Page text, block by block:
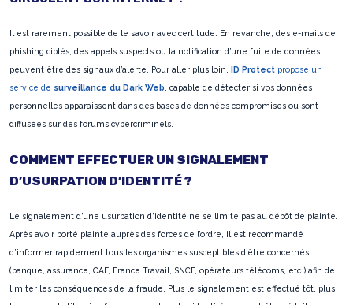
Il est rarement possible de le savoir avec certitude. En revanche, des e-mails de
phishing ciblés, des appels suspects ou la notification d’une fuite de données
peuvent être des signaux d’alerte. Pour aller plus loin,
ID Protect propose un
service de surveillance du Dark Web , capable de détecter si vos données
personnelles apparaissent dans des bases de données compromises ou sont
diffusées sur des forums cybercriminels.
COMMENT EFFECTUER UN SIGNALEMENT
D’USURPATION D’IDENTITÉ ?
Le signalement d’une usurpation d’identité ne se limite pas au dépôt de plainte.
Après avoir porté plainte auprès des forces de l’ordre, il est recommandé
d’informer rapidement tous les organismes susceptibles d’être concernés
(banque, assurance, CAF, France Travail, SNCF, opérateurs télécoms, etc.) afin de
limiter les conséquences de la fraude. Plus le signalement est effectué tôt, plus